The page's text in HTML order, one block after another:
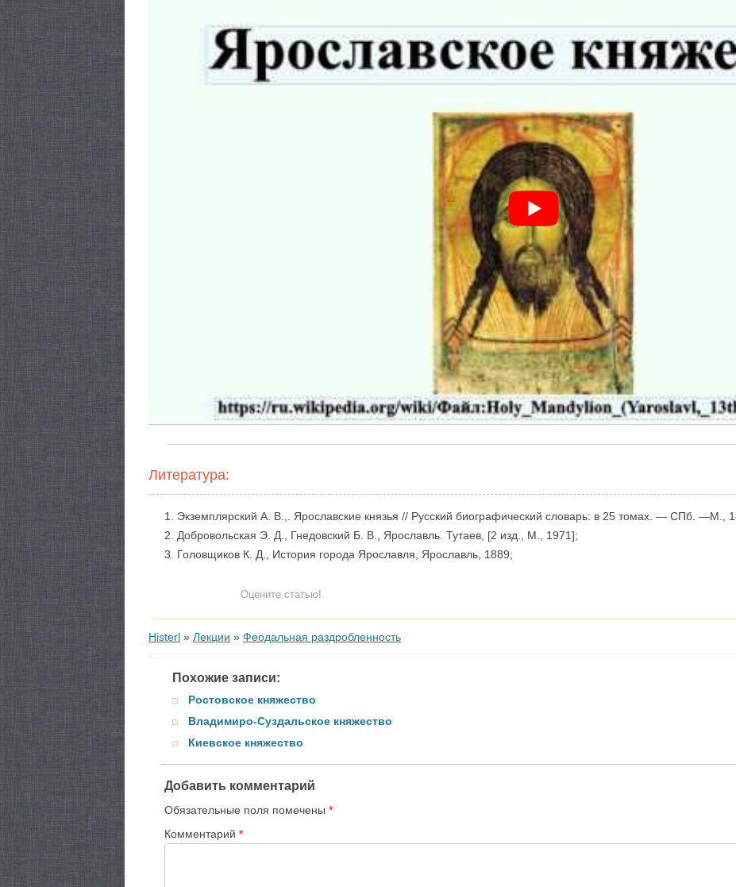
Литература:
Экземплярский А. В.,. Ярославские князья // Русский биографический словарь: в 25 томах. — СПб. —М.,
Добровольская Э. Д., Гнедовский Б. В., Ярославль. Тутаев, [2 изд., М., 1971];
Головщиков К. Д., История города Ярославля, Ярославль, 1889;
Оцените статью!
Histerl » Лекции » Феодальная раздробленность
Похожие записи:
Ростовское княжество
Владимиро-Суздальское княжество
Киевское княжество
Добавить комментарий
Обязательные поля помечены *
Комментарий *